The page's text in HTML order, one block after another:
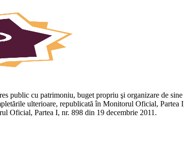
public cu patrimoniu, buget propriu şi organizare de
ulterioare, republicată în Monitorul Oficial,
Oficial, Partea I, nr. 898 din 19 decembrie 2011.